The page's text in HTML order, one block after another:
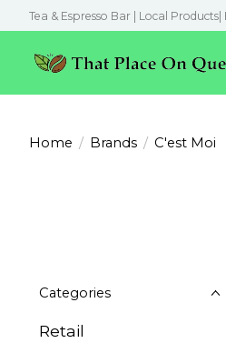
Tea & Espresso Bar | Local
Home / Brands / C'est Moi
Categories
Retail